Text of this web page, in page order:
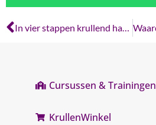
In vier stappen krullend haar temmen
Cursussen & Trainingen
KrullenWinkel